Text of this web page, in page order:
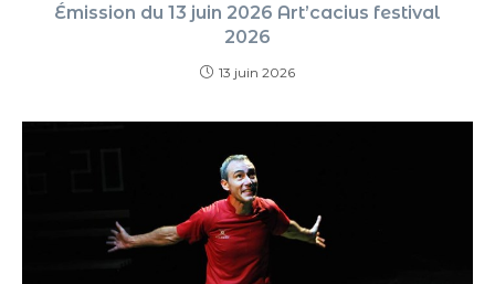
Émission du 13 juin 2026 Art’cacius festival
2026
13 juin 2026